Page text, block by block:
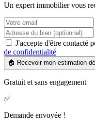
Un expert immobilier vous
J'accepte d'être contacté
de confidentialité
🏠 Recevoir mon estimation
Gratuit et sans engagement
✅
Demande envoyée !